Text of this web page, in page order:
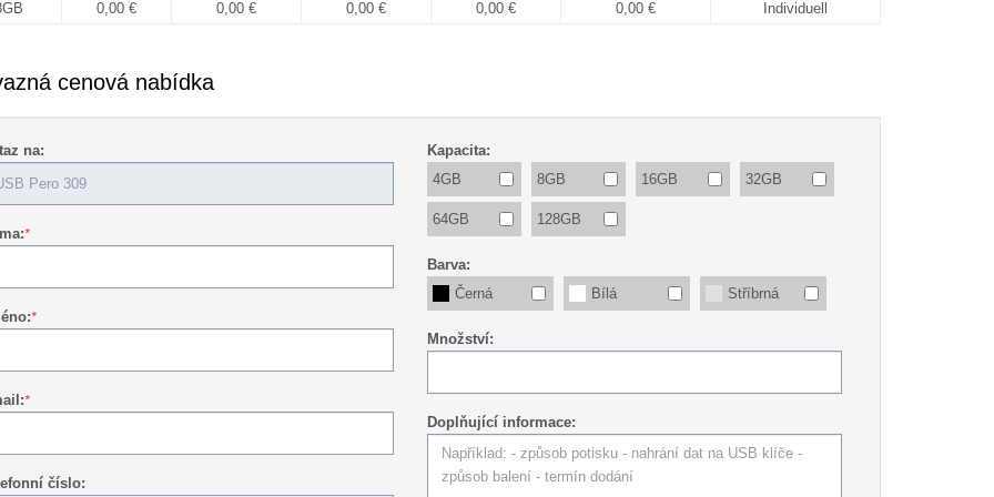
0,00 € 0,00 € 0,00 € 0,00 € 0,00 € Individuell
cenová nabídka
na:
*
*
*
číslo:
Kapacita:
4GB
8GB 16GB 32GB
64GB 128GB
Barva:
Černá
Bílá Stříbrná
Množství:
Doplňující informace: